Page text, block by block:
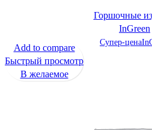
Горшочные
InGreen
Супер-цена
Add to compare
Быстрый просмотр
В желаемое